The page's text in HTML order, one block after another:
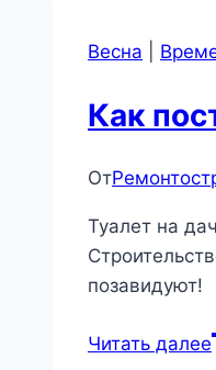
|
Весна
Как
От
Туалет на
позавидуют!
Читать далее